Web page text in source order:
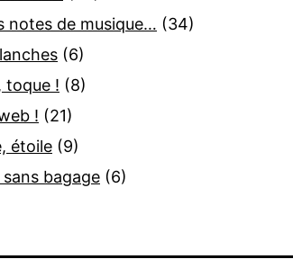
notes de musique… (34)
(6)
toque ! (8)
! (21)
étoile (9)
bagage (6)